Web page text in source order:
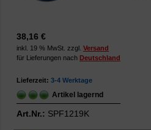
38,16 €
inkl. 19 % MwSt. zzgl. Versand
für Lieferungen nach Deutschland
Lieferzeit: 3-4 Werktage
Artikel lagernd
Art.Nr.: SPF1219K